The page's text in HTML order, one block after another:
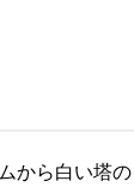
から白い塔